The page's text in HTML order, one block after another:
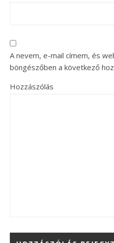
A nevem, e-mail címem, és
böngészőben a következő
Hozzászólás